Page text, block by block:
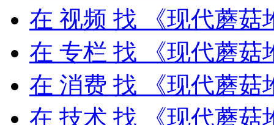
在 视频 找 《现代蘑菇
在 专栏 找 《现代蘑菇
在 消费 找 《现代蘑菇
在 技术 找 《现代蘑菇